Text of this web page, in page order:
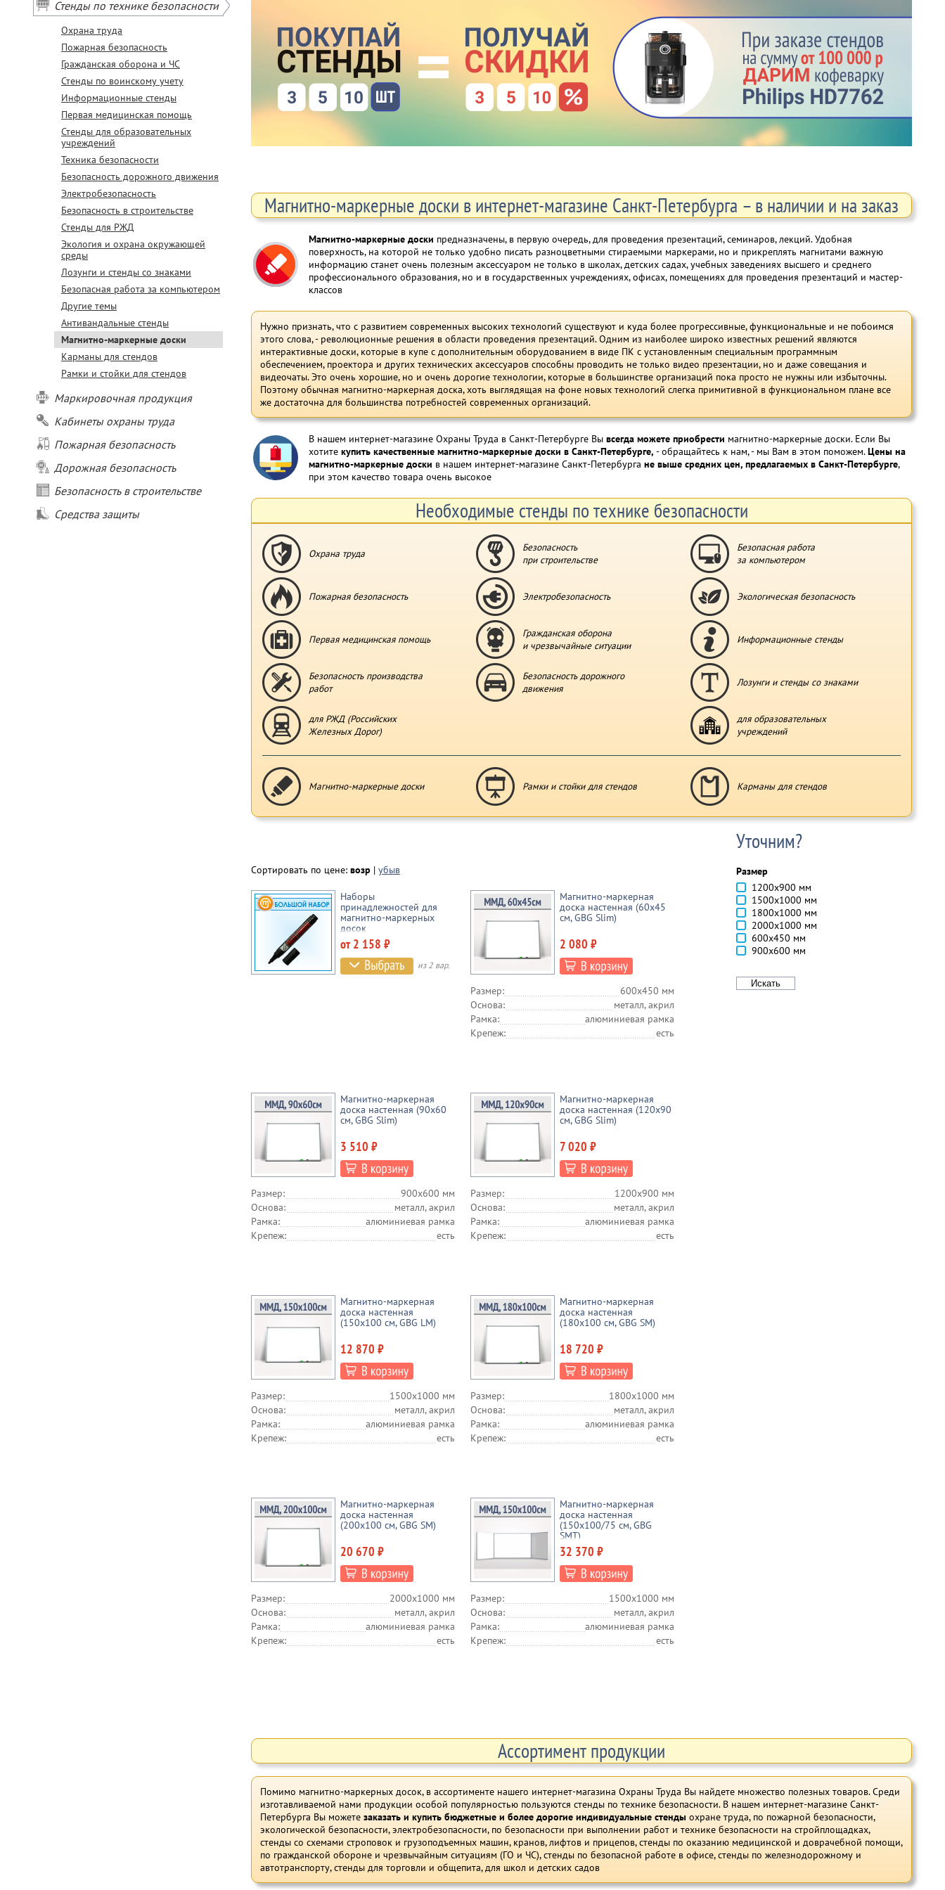
Стенды по технике безопасности
Охрана труда
Пожарная безопасность
Гражданская оборона и ЧС
Стенды по воинскому учету
Информационные стенды
Первая медицинская помощь
Стенды для образовательных
учреждений
Техника безопасности
Безопасность дорожного движения
Электробезопасность
Безопасность в строительстве
Стенды для РЖД
Экология и охрана окружающей
среды
Лозунги и стенды со знаками
Безопасная работа за компьютером
Другие темы
Антивандальные стенды
Магнитно-маркерные доски
Карманы для стендов
Рамки и стойки для стендов
Маркировочная продукция
Кабинеты охраны труда
Пожарная безопасность
Дорожная безопасность
Безопасность в строительстве
Средства защиты
Магнитно-маркерные доски в интернет-магазине Санкт-Петербурга – в наличии и на заказ
Магнитно-маркерные доски предназначены, в первую очередь, для проведения презентаций, семинаров, лекций. Удобная
поверхность, на которой не только удобно писать разноцветными стираемыми маркерами, но и прикреплять магнитами важную
информацию станет очень полезным аксессуаром не только в школах, детских садах, учебных заведениях высшего и среднего
профессионального образования, но и в государственных учреждениях, офисах, помещениях для проведения презентаций и мастер-
классов
Нужно признать, что с развитием современных высоких технологий существуют и куда более прогрессивные, функциональные и не побоимся
этого слова, - революционные решения в области проведения презентаций. Одним из наиболее широко известных решений являются
интерактивные доски, которые в купе с дополнительным оборудованием в виде ПК с установленным специальным программным
обеспечением, проектора и других технических аксессуаров способны проводить не только видео презентации, но и даже совещания и
видеочаты. Это очень хорошие, но и очень дорогие технологии, которые в большинстве организаций пока просто не нужны или избыточны.
Поэтому обычная магнитно-маркерная доска, хоть выглядящая на фоне новых технологий слегка примитивной в функциональном плане все
же достаточна для большинства потребностей современных организаций.
В нашем интернет-магазине Охраны Труда в Санкт-Петербурге Вы всегда можете приобрести магнитно-маркерные доски. Если Вы
хотите купить качественные магнитно-маркерные доски в Санкт-Петербурге, - обращайтесь к нам, - мы Вам в этом поможем.Цены на
магнитно-маркерные доски в нашем интернет-магазине Санкт-Петербурга не выше средних цен, предлагаемых в Санкт-Петербурге,
при этом качество товара очень высокое
Необходимые стенды по технике безопасности
Охрана труда
Безопасность
при строительстве
Безопасная работа
за компьютером
Пожарная безопасность Электробезопасность Экологическая безопасность
Первая медицинская помощь
Гражданская оборона
и чрезвычайные ситуации
Информационные стенды
Безопасность производства
работ
Безопасность дорожного
движения
Лозунги и стенды со знаками
для РЖД (Российских
Железных Дорог)
для образовательных
учреждений
Магнитно-маркерные доски Рамки и стойки для стендов Карманы для стендов
Уточним?
Размер
1200х900 мм
1500х1000 мм
1800х1000 мм
2000х1000 мм
600х450 мм
900х600 мм
Сортировать по цене: возр | убыв
Наборы
принадлежностей для
магнитно-маркерных
досок
от 2 158 ₽
из 2 вар.
Магнитно-маркерная
доска настенная (60x45
см, GBG Slim)
2 080 ₽
Размер:
600х450 мм
Основа:
металл, акрил
Рамка:
алюминиевая рамка
Крепеж:
есть
Магнитно-маркерная
доска настенная (90x60
см, GBG Slim)
3 510 ₽
Размер:
900х600 мм
Основа:
металл, акрил
Рамка:
алюминиевая рамка
Крепеж:
есть
Магнитно-маркерная
доска настенная (120x90
см, GBG Slim)
7 020 ₽
Размер:
1200х900 мм
Основа:
металл, акрил
Рамка:
алюминиевая рамка
Крепеж:
есть
Магнитно-маркерная
доска настенная
(150x100 см, GBG LM)
12 870 ₽
Размер:
1500х1000 мм
Основа:
металл, акрил
Рамка:
алюминиевая рамка
Крепеж:
есть
Магнитно-маркерная
доска настенная
(180x100 см, GBG SM)
18 720 ₽
Размер:
1800х1000 мм
Основа:
металл, акрил
Рамка:
алюминиевая рамка
Крепеж:
есть
Магнитно-маркерная
доска настенная
(200x100 см, GBG SM)
20 670 ₽
Размер:
2000х1000 мм
Основа:
металл, акрил
Рамка:
алюминиевая рамка
Крепеж:
есть
Магнитно-маркерная
доска настенная
(150x100/75 см, GBG
SMT)
32 370 ₽
Размер:
1500х1000 мм
Основа:
металл, акрил
Рамка:
алюминиевая рамка
Крепеж:
есть
Ассортимент продукции
Помимо магнитно-маркерных досок, в ассортименте нашего интернет-магазина Охраны Труда Вы найдете множество полезных товаров. Среди
изготавливаемой нами продукции особой популярностью пользуются стенды по технике безопасности. В нашем интернет-магазине Санкт-
Петербурга Вы можете заказать и купить бюджетные и более дорогие индивидуальные стенды охране труда, по пожарной безопасности,
экологической безопасности, электробезопасности, по безопасности при выполнении работ и технике безопасности на стройплощадках,
стенды со схемами строповок и грузоподъемных машин, кранов, лифтов и прицепов, стенды по оказанию медицинской и доврачебной помощи,
по гражданской обороне и чрезвычайным ситуациям (ГО и ЧС), стенды по безопасной работе в офисе, стенды по железнодорожному и
автотранспорту, стенды для торговли и общепита, для школ и детских садов